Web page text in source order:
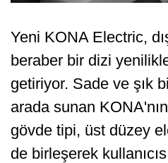
Yeni KONA Electric,
beraber bir dizi
getiriyor. Sade ve şık
arada sunan
gövde tipi, üst düzey
de birleşerek